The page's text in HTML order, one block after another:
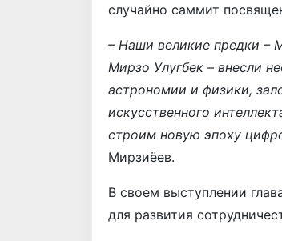
случайно саммит
– Наши великие предки –
Мирзо Улугбек – внесли
астрономии и физики,
искусственного
строим новую эпоху
Мирзиёев.
В своем выступлении
для развития